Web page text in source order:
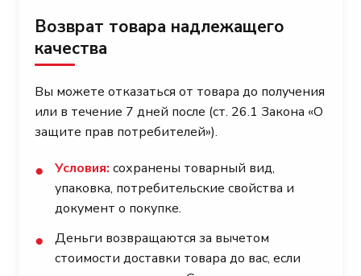
Возврат товара надлежащего
качества
Вы можете отказаться от товара до получения
или в течение 7 дней после (ст. 26.1 Закона «О
защите прав потребителей»).
● Условия: сохранены товарный вид,
упаковка, потребительские свойства и
документ о покупке.
●
Деньги возвращаются за вычетом
стоимости доставки товара до вас, если